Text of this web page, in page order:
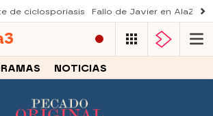
de ciclosporiasis Fallo de Javier en AlaZ
3
NOTICIAS